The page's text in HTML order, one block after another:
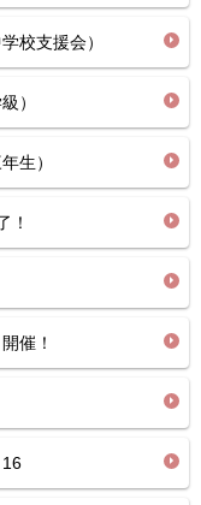
校支援会）
）
生）
！
催！
16